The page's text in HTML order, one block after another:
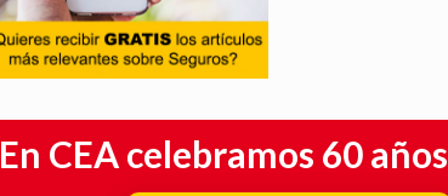
En CEA celebramos 60